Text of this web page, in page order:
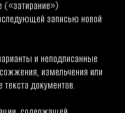
(«затирание»)
записью новой
и неподписанные
измельчения или
документов.